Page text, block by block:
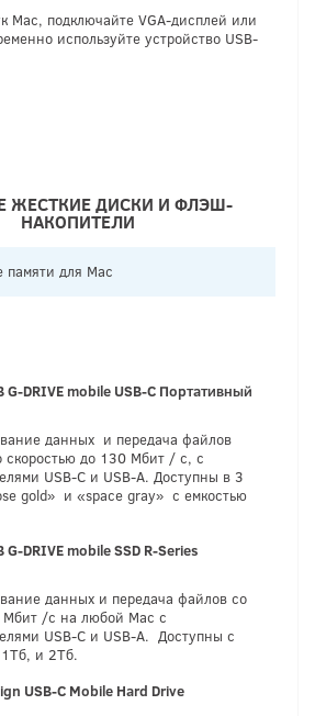
Mac, подключайте VGA-дисплей или
используйте устройство USB-
ЖЕСТКИЕ ДИСКИ И ФЛЭШ-
НАКОПИТЕЛИ
памяти для Mac
G-DRIVE mobile USB-C Портативный
данных и передача файлов
скоростью до 130 Мбит / с, с
USB-C и USB-A. Доступны в 3
gold» и «space gray» с емкостью
G-DRIVE mobile SSD R-Series
данных и передача файлов со
Мбит /с на любой Mac с
USB-C и USB-A. Доступны с
и 2Tб.
USB-C Mobile Hard Drive